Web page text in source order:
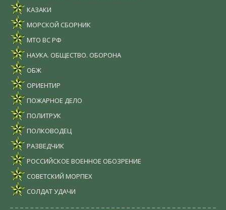
КАЗАКИ
МОРСКОЙ СБОРНИК
МТО ВС РФ
НАУКА. ОБЩЕСТВО. ОБОРОНА
ОБЖ
ОРИЕНТИР
ПОЖАРНОЕ ДЕЛО
ПОЛИТРУК
ПОЛКОВОДЕЦ
РАЗВЕДЧИК
РОССИЙСКОЕ ВОЕННОЕ ОБОЗРЕНИЕ
СОВЕТСКИЙ МОРПЕХ
СОЛДАТ УДАЧИ